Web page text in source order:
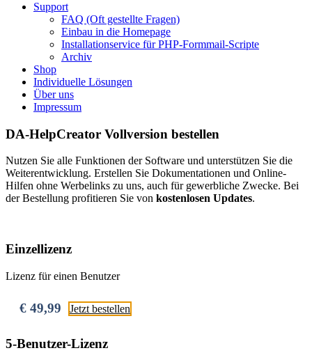
Support
FAQ (Oft gestellte Fragen)
Einbau in die Homepage
Installationservice für PHP-Formmail-Scripte
Archiv
Shop
Individuelle Lösungen
Über uns
Impressum
DA-HelpCreator Vollversion bestellen
Nutzen Sie alle Funktionen der Software und unterstützen Sie die
Weiterentwicklung. Erstellen Sie Dokumentationen und Online-
Hilfen ohne Werbelinks zu uns, auch für gewerbliche Zwecke. Bei
der Bestellung profitieren Sie von kostenlosen Updates.
Einzellizenz
Lizenz für einen Benutzer
€ 49,99 Jetzt bestellen
5-Benutzer-Lizenz